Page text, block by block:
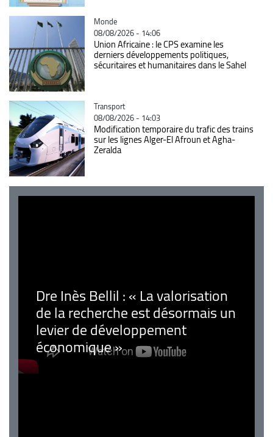
Catégorie
Monde
08/08/2026 - 14:06
Union Africaine : le CPS examine les
derniers développements politiques,
sécuritaires et humanitaires dans le Sahel
Catégorie
Transport
08/08/2026 - 14:03
Modification temporaire du trafic des trains
sur les lignes Alger-El Afroun et Agha-
Zeralda
Dre Inès Bellil : « La valorisation
de la recherche est désormais un
levier de développement
économique »